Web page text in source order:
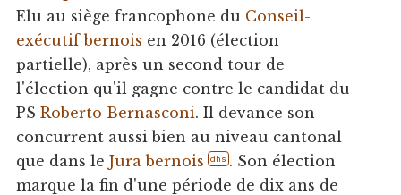
Elu au siège francophone du Conseil-
exécutif bernois en 2016 (élection
partielle), après un second tour de
l'élection qu'il gagne contre le candidat du
PS Roberto Bernasconi. Il devance son
concurrent aussi bien au niveau cantonal
que dans le Jura bernois dhs . Son élection
marque la fin d'une période de dix ans de